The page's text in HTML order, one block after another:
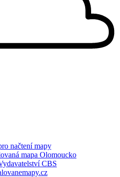
načtení mapy
CBS